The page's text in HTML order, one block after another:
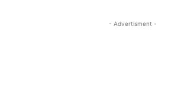
- Advertisment -